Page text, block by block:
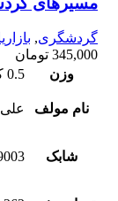
گردشگری,
345,000 تومان
وزن
0.5 کیلوگرم
نام مولف
شابک